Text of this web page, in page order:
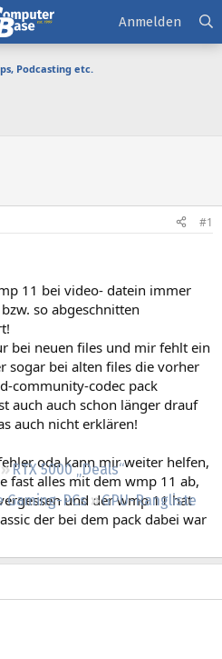
RTX 5000 „Deals“
Gaming-PCs
GPU-Rangliste
Anmelden
Podcasting etc.
#1
11 bei video- datein immer
so abgeschnitten
bei neuen files und mir fehlt ein
sogar bei alten files die vorher
community-codec pack
auch auch schon länger drauf
auch nicht erklären!
oda kann mir weiter helfen,
fast alles mit dem wmp 11 ab,
und der wmp 11 hat
der bei dem pack dabei war